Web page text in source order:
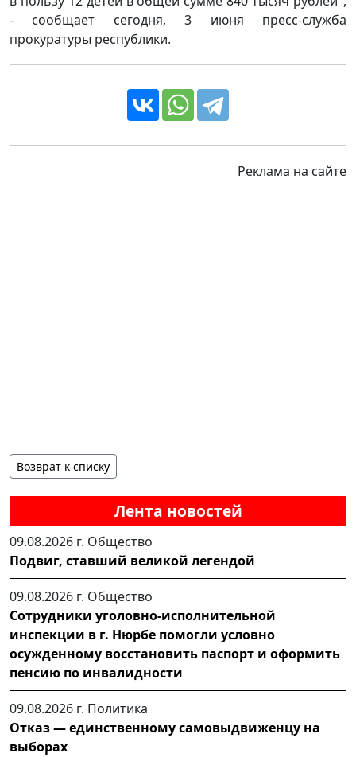
Лента новостей
09.08.2026 г. Общество
Подвиг, ставший великой легендой
09.08.2026 г. Общество
Сотрудники уголовно-исполнительной
инспекции в г. Нюрбе помогли условно
осужденному восстановить паспорт и оформить
пенсию по инвалидности
09.08.2026 г. Политика
Отказ — единственному самовыдвиженцу на
выборах
- сообщает сегодня, 3 июня пресс-служба
прокуратуры республики.
Реклама на сайте
Возврат к списку